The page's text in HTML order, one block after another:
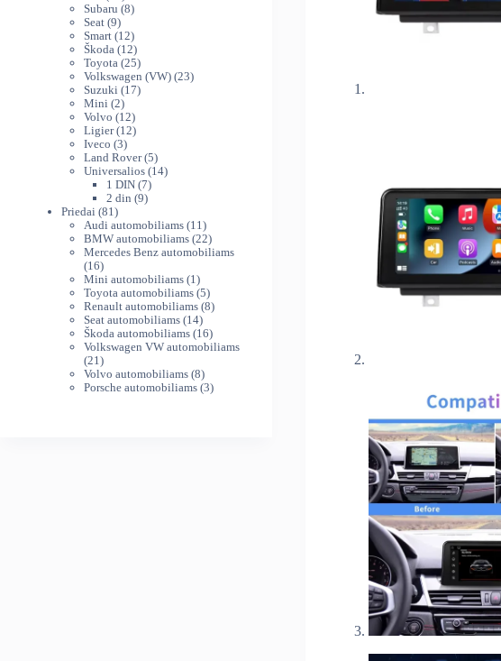
produktų
Subaru 88
Seat 99
produktai
Smart 1212
produktų
Škoda 1212
produktų
Toyota 2525
produktai
Volkswagen (VW) 2323
Suzuki 1717
Mini 22
produktai
Volvo 1212
produktų
Ligier 1212
Iveco 33
produktai
Land Rover 55
produktai
Universalios 1414
1 DIN 77
produktai
2 din 99
Priedai 81 81
produktas
Audi automobiliams 11 11
produktų
BMW automobiliams 2222
produktai
Mercedes Benz automobiliams
1616
produktų
Mini automobiliams 1 1
produktas
Toyota automobiliams 55
produktai
Renault automobiliams 88
Seat automobiliams 1414
produktų
Škoda automobiliams 1616
produktų
Volkswagen VW automobiliams
21 21
produktas
Volvo automobiliams 88
produktai
Porsche automobiliams 33